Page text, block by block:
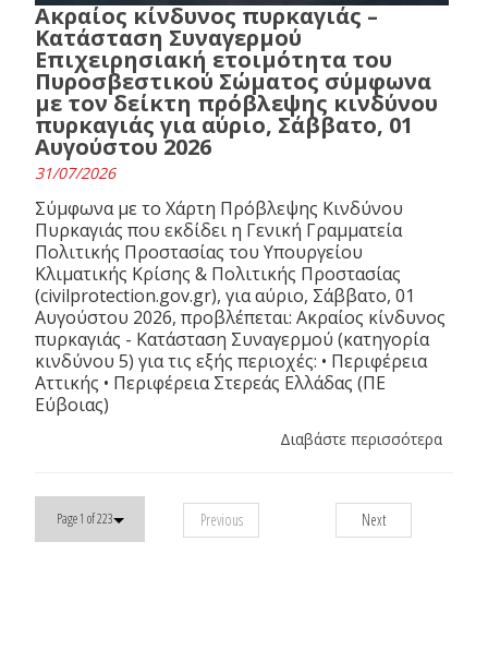
Ακραίος κίνδυνος πυρκαγιάς –
Κατάσταση Συναγερμού
Επιχειρησιακή ετοιμότητα του
Πυροσβεστικού Σώματος σύμφωνα
με τον δείκτη πρόβλεψης κινδύνου
πυρκαγιάς για αύριο, Σάββατο, 01
Αυγούστου 2026
31/07/2026
Σύμφωνα με το Χάρτη Πρόβλεψης Κινδύνου
Πυρκαγιάς που εκδίδει η Γενική Γραμματεία
Πολιτικής Προστασίας του Υπουργείου
Κλιματικής Κρίσης & Πολιτικής Προστασίας
(civilprotection.gov.gr), για αύριο, Σάββατο, 01
Αυγούστου 2026, προβλέπεται: Ακραίος κίνδυνος
πυρκαγιάς - Κατάσταση Συναγερμού (κατηγορία
κινδύνου 5) για τις εξής περιοχές: • Περιφέρεια
Αττικής • Περιφέρεια Στερεάς Ελλάδας (ΠΕ
Εύβοιας)
Διαβάστε περισσότερα
Page 1 of 223 Previous Next